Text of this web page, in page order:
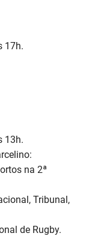
17h.
13h.
na 2ª
Tribunal,
de Rugby.